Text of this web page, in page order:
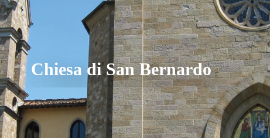
Chiesa di San Bernardo